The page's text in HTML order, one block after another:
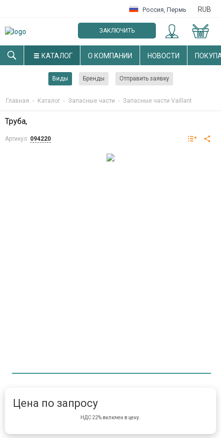
Россия, Пермь RUB
ЗАКЛЮЧИТЬ
ОПТОВЫЙ ДОГОВОР
КАТАЛОГ О КОМПАНИИ НОВОСТИ
Виды Бренды Отправить заявку
Главная - Каталог - Запасные части - Запасные части Vaillant
Труба,
Артикул: 094220
Цена по запросу
НДС 22% включен в цену.